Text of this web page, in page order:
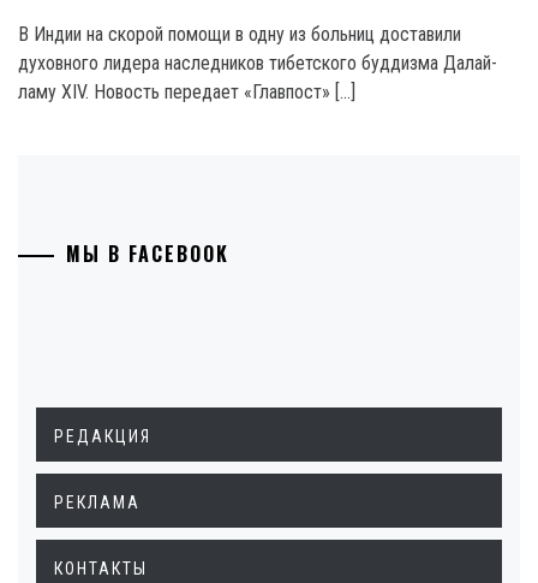
В Индии на скорой помощи в одну из больниц доставили
духовного лидера наследников тибетского буддизма Далай-
ламу XIV. Новость передает «Главпост» […]
МЫ В FACEBOOK
РЕДАКЦИЯ
РЕКЛАМА
КОНТАКТЫ